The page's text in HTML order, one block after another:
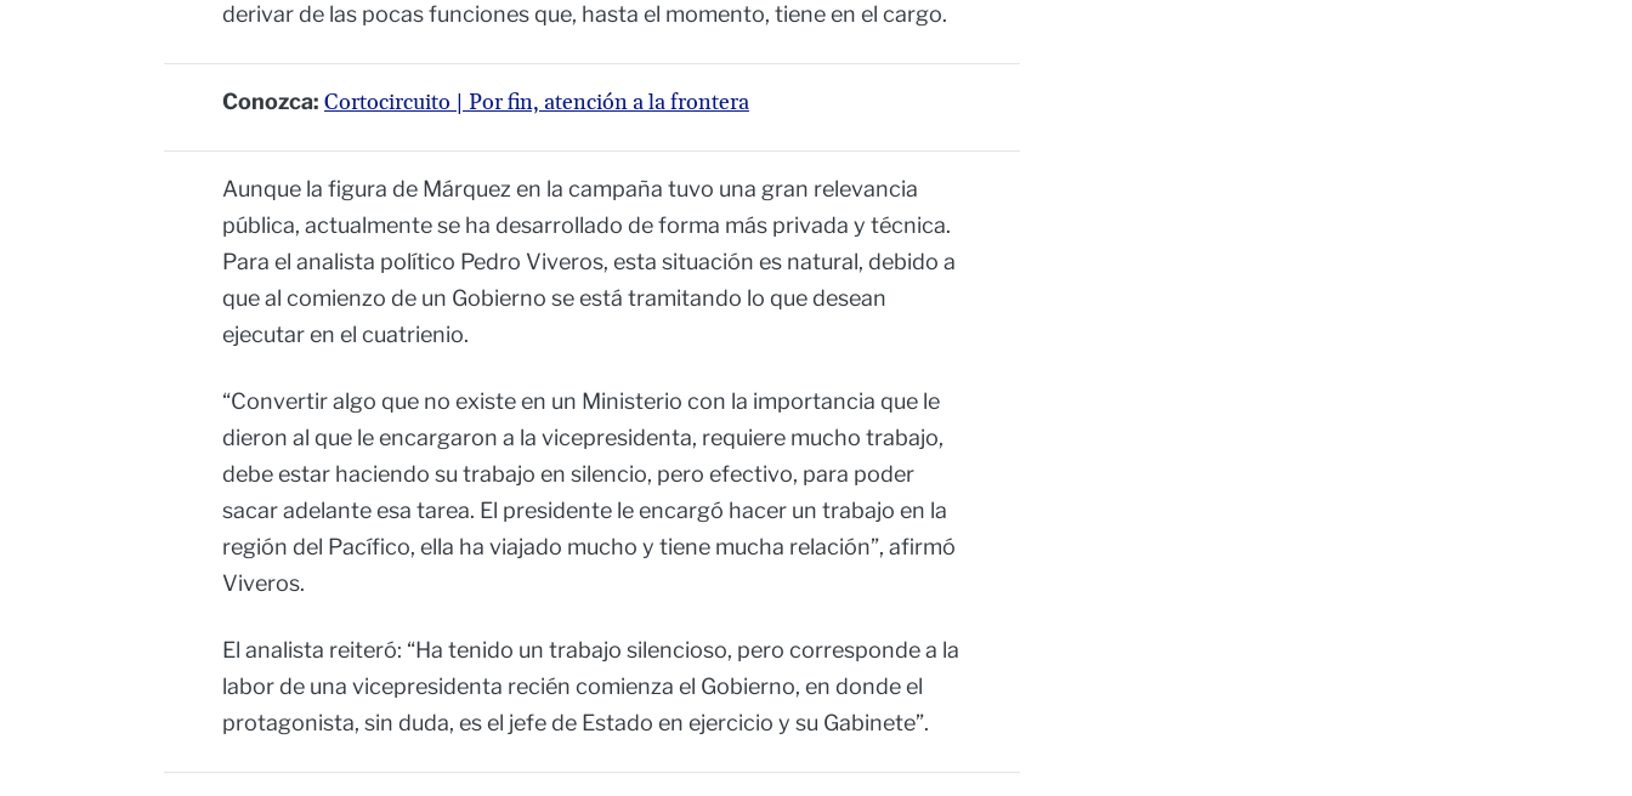
derivar de las pocas funciones que, hasta el momento, tiene en el cargo.
Conozca: Cortocircuito | Por fin, atención a la frontera
Aunque la figura de Márquez en la campaña tuvo una gran relevancia
pública, actualmente se ha desarrollado de forma más privada y técnica.
Para el analista político Pedro Viveros, esta situación es natural, debido a
que al comienzo de un Gobierno se está tramitando lo que desean
ejecutar en el cuatrienio.
“Convertir algo que no existe en un Ministerio con la importancia que le
dieron al que le encargaron a la vicepresidenta, requiere mucho trabajo,
debe estar haciendo su trabajo en silencio, pero efectivo, para poder
sacar adelante esa tarea. El presidente le encargó hacer un trabajo en la
región del Pacífico, ella ha viajado mucho y tiene mucha relación”, afirmó
Viveros.
El analista reiteró: “Ha tenido un trabajo silencioso, pero corresponde a la
labor de una vicepresidenta recién comienza el Gobierno, en donde el
protagonista, sin duda, es el jefe de Estado en ejercicio y su Gabinete”.